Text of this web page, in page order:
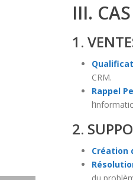
III.
1.
CRM.
Rappel
2.
Création